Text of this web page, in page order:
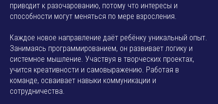
приводит к разочарованию, потому что интересы и
способности могут меняться по мере взросления.
Каждое новое направление даёт ребёнку уникальный опыт.
Занимаясь программированием, он развивает логику и
системное мышление. Участвуя в творческих проектах,
учится креативности и самовыражению. Работая в
команде, осваивает навыки коммуникации и
сотрудничества.